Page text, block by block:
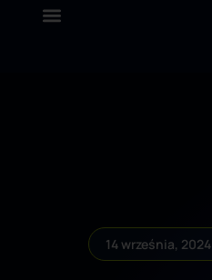
14 września, 2024